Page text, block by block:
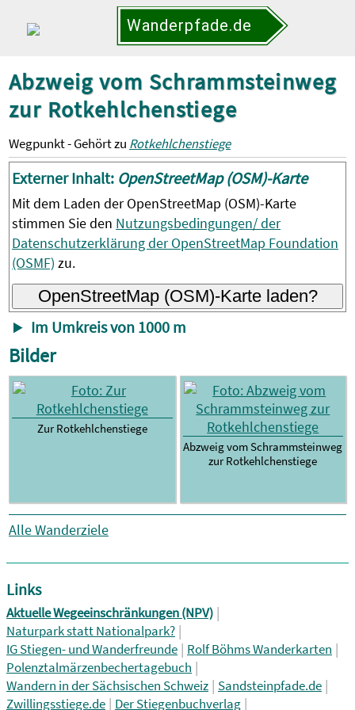
Wanderpfade.de
Abzweig vom Schrammsteinweg
zur Rotkehlchenstiege
Wegpunkt - Gehört zu Rotkehlchenstiege
Externer Inhalt: OpenStreetMap (OSM)-Karte
Mit dem Laden der OpenStreetMap (OSM)-Karte
stimmen Sie den Nutzungsbedingungen/ der
Datenschutzerklärung der OpenStreetMap Foundation
(OSMF) zu.
OpenStreetMap (OSM)-Karte laden?
Im Umkreis von 1000 m
Bilder
Zur Rotkehlchenstiege
Abzweig vom Schrammsteinweg
zur Rotkehlchenstiege
Alle Wanderziele
Links
Aktuelle Wegeeinschränkungen (NPV) |
Naturpark statt Nationalpark? |
IG Stiegen- und Wanderfreunde | Rolf Böhms Wanderkarten |
Polenztalmärzenbechertagebuch |
Wandern in der Sächsischen Schweiz | Sandsteinpfade.de |
Zwillingsstiege.de | Der Stiegenbuchverlag |